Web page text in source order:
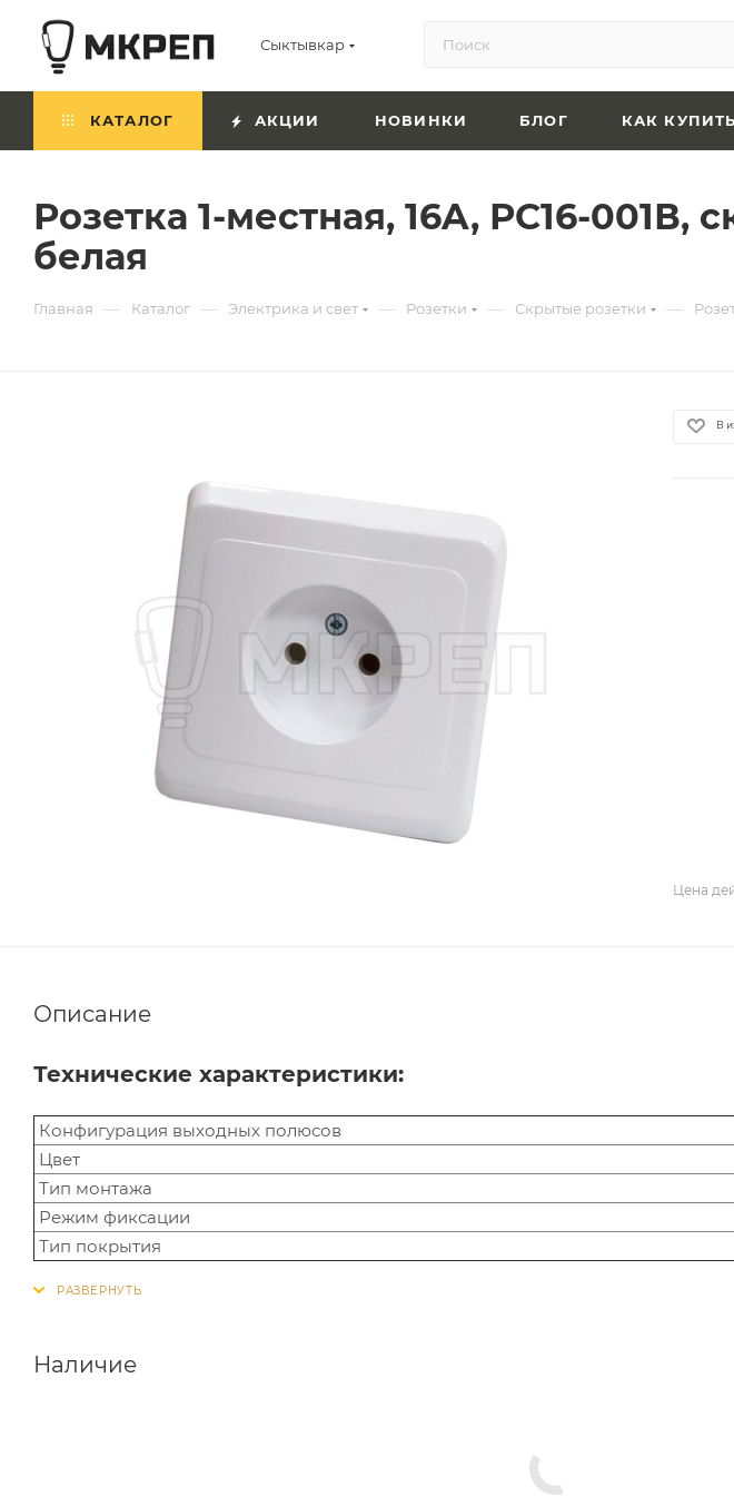
Сыктывкар
КАТАЛОГ АКЦИИ НОВИНКИ БЛОГ КАК КУПИТЬ
Розетка 1-местная, 16A, РС16-001В,
белая
Главная — Каталог — Электрика и свет — Розетки — Скрытые розетки —
В
Цена
Описание
Технические характеристики:
Конфигурация выходных полюсов
Цвет
Тип монтажа
Режим фиксации
Тип покрытия
Наличие